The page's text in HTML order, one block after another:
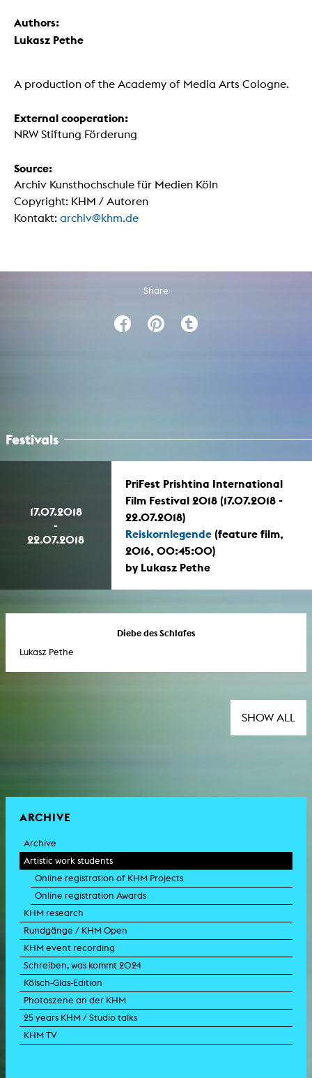
Authors:
Lukasz Pethe
A production of the Academy of Media Arts Cologne.
External cooperation:
NRW Stiftung Förderung
Source:
Archiv Kunsthochschule für Medien Köln
Copyright: KHM / Autoren
Kontakt: archiv@khm.de
Share
Festivals
17.07.2018
-
22.07.2018
PriFest Prishtina International
Film Festival 2018 (17.07.2018 -
22.07.2018)
Reiskornlegende (feature film,
2016, 00:45:00)
by Lukasz Pethe
Diebe des Schlafes
Lukasz Pethe
SHOW ALL
ARCHIVE
Archive
Artistic work students
Online registration of KHM Projects
Online registration Awards
KHM research
Rundgänge / KHM Open
KHM event recording
Schreiben, was kommt 2024
Kölsch-Glas-Edition
Photoszene an der KHM
25 years KHM / Studio talks
KHM TV